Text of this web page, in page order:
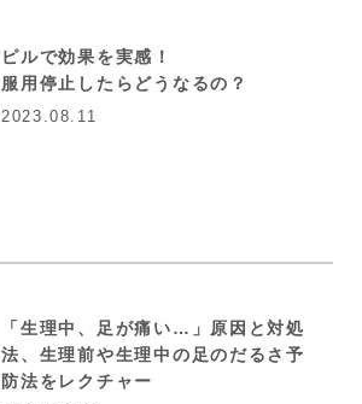
ピルで効果を実感！
服用停止したらどうなるの？
2023.08.11
「生理中、足が痛い…」原因と対処
法、生理前や生理中の足のだるさ予
防法をレクチャー